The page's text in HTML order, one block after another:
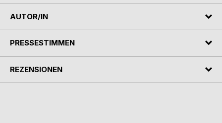
AUTOR/IN
PRESSESTIMMEN
REZENSIONEN